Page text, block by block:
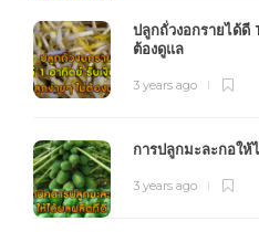
ปลูกถั่วงอกรายได้ดี
ต้องดูแล
3 years ago
การปลูกมะละกอให้
3 years ago